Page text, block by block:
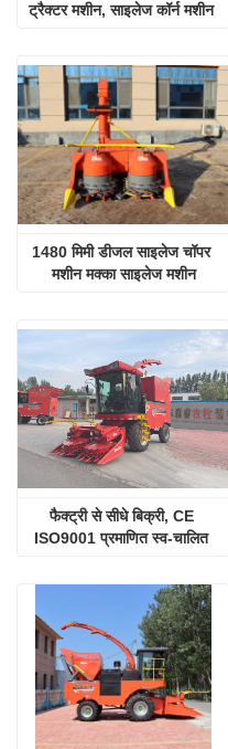
ट्रैक्टर मशीन, साइलेज कॉर्न मशीन
1480 मिमी डीजल साइलेज चॉपर
मशीन मक्का साइलेज मशीन
फैक्ट्री से सीधे बिक्री, CE
ISO9001 प्रमाणित स्व-चालित